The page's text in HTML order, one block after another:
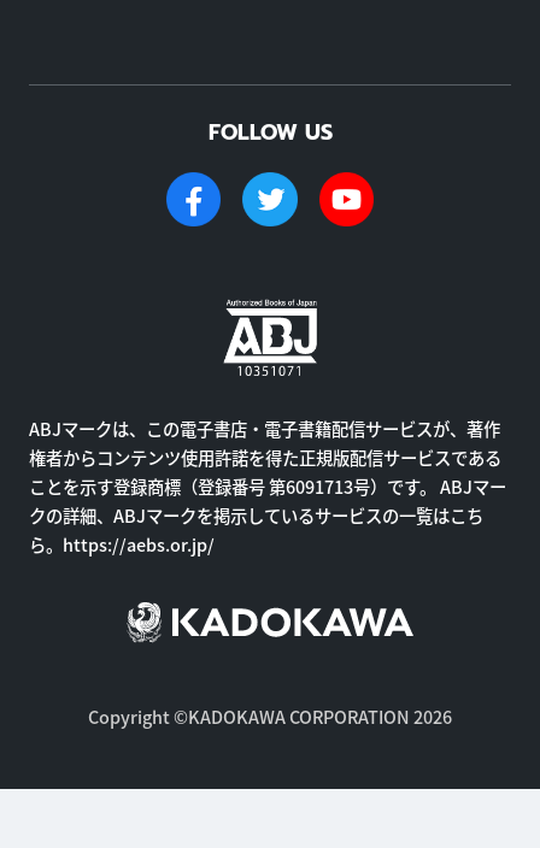
FOLLOW US
ABJマークは、この電子書店・電子書籍配信サービスが、著作
権者からコンテンツ使用許諾を得た正規版配信サービスである
ことを示す登録商標（登録番号 第6091713号）です。 ABJマー
クの詳細、ABJマークを掲示しているサービスの一覧はこち
ら。 https://aebs.or.jp/
Copyright ©KADOKAWA CORPORATION 2026